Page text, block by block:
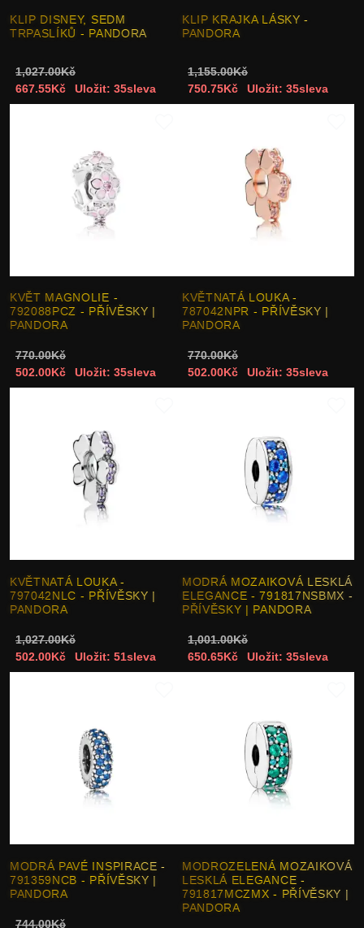
KLIP DISNEY, SEDM
TRPASLÍKŮ - PANDORA
1,027.00Kč
667.55Kč
Uložit: 35sleva
KLIP KRAJKA LÁSKY -
PANDORA
1,155.00Kč
750.75Kč
Uložit: 35sleva
KVĚT MAGNOLIE -
792088PCZ - PŘÍVĚSKY |
PANDORA
770.00Kč
502.00Kč
Uložit: 35sleva
KVĚTNATÁ LOUKA -
787042NPR - PŘÍVĚSKY |
PANDORA
770.00Kč
502.00Kč
Uložit: 35sleva
KVĚTNATÁ LOUKA -
797042NLC - PŘÍVĚSKY |
PANDORA
1,027.00Kč
502.00Kč
Uložit: 51sleva
MODRÁ MOZAIKOVÁ LESKLÁ
ELEGANCE - 791817NSBMX -
PŘÍVĚSKY | PANDORA
1,001.00Kč
650.65Kč
Uložit: 35sleva
MODRÁ PAVÉ INSPIRACE -
791359NCB - PŘÍVĚSKY |
PANDORA
744.00Kč
MODROZELENÁ MOZAIKOVÁ
LESKLÁ ELEGANCE -
791817MCZMX - PŘÍVĚSKY |
PANDORA